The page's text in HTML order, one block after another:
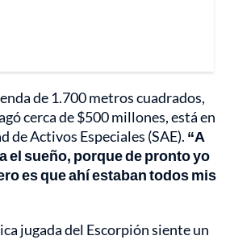
de 1.700 metros cuadrados,
cerca de $500 millones, está en
de Activos Especiales (SAE). “A
el sueño, porque de pronto yo
es que ahí estaban todos mis
jugada del Escorpión siente un